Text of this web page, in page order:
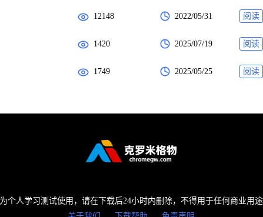
12148 2022/05/31 阅读
1420 2025/07/19 阅读
1749 2025/05/25 阅读
个人学习测试使用，请在下载后24小时内删除，不得用于任何商业用途